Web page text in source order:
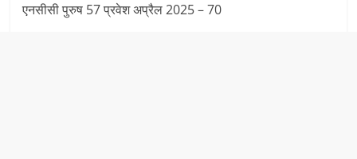
एनसीसी पुरुष 57 प्रवेश अप्रैल 2025 – 70